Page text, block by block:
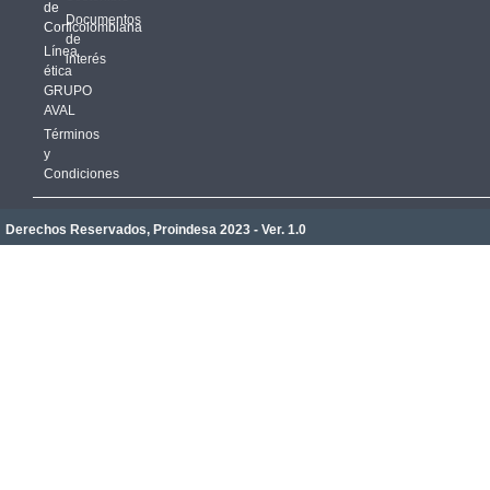
de
Corficolombiana
Línea
ética
GRUPO
AVAL
Términos
y
Condiciones
Documentos
de
interés
Derechos Reservados, Proindesa 2023 - Ver. 1.0